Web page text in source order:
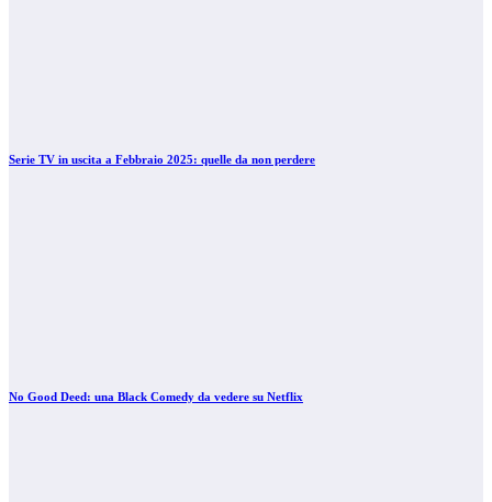
Serie TV in uscita a Febbraio 2025: quelle da non perdere
No Good Deed: una Black Comedy da vedere su Netflix